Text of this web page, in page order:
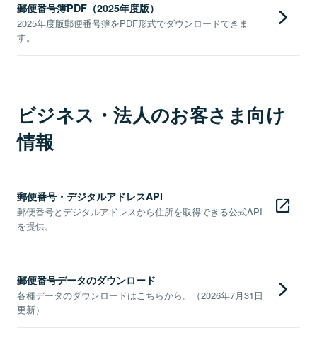
郵便番号簿PDF（2025年度版）
2025年度版郵便番号簿をPDF形式でダウンロードできま
す。
ビジネス・法人のお客さま向け
情報
郵便番号・デジタルアドレスAPI
郵便番号とデジタルアドレスから住所を取得できる公式API
を提供。
郵便番号データのダウンロード
各種データのダウンロードはこちらから。（2026年7月31日
更新）